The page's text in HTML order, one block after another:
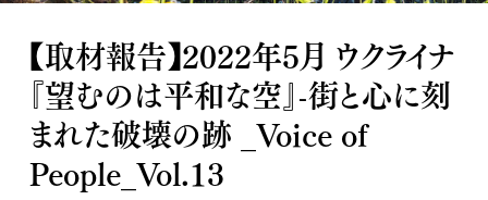
【取材報告】2022年5月 ウクライナ
『望むのは平和な空』-街と心に刻
まれた破壊の跡 _Voice of
People_Vol.13